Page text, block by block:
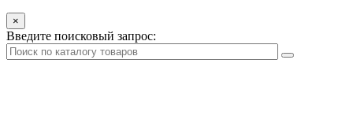
×
Введите поисковый запрос: